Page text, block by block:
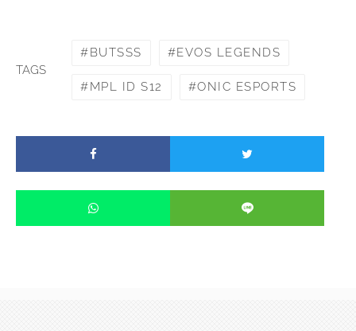
TAGS
BUTSSS EVOS LEGENDS
MPL ID S12 ONIC ESPORTS